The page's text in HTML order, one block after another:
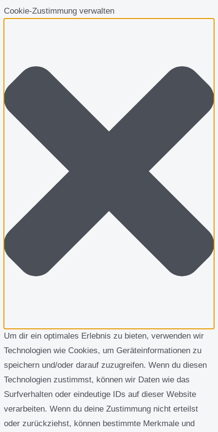
Cookie-Zustimmung verwalten
Um dir ein optimales Erlebnis zu bieten, verwenden wir
Technologien wie Cookies, um Geräteinformationen zu
speichern und/oder darauf zuzugreifen. Wenn du diesen
Technologien zustimmst, können wir Daten wie das
Surfverhalten oder eindeutige IDs auf dieser Website
verarbeiten. Wenn du deine Zustimmung nicht erteilst
oder zurückziehst, können bestimmte Merkmale und